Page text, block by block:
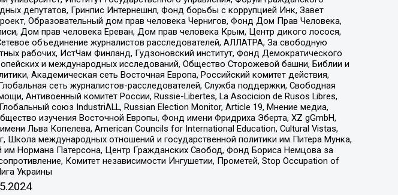
депутатов, Гринпис Интернешнл, Фонд борьбы с коррупцией Инк, Завет
Образовательный дом прав человека Чернигов, Фонд Дом Прав Человека,
Дом прав человека Ереван, Дом прав человека Крым, Центр дикого лосося,
объединение журналистов расследователей, АЛЛАТРА, За свободную
рабочих, ИстЧам Финланд, Гудзоновский институт, Фонд Демократического
и международных исследований, Общество Сторожевой башни, Библии и
Академическая сеть Восточная Европа, Российский комитет действия,
сеть журналистов-расследователей, Служба поддержки, Свободная
Антивоенный комитет России, Russie-Libertes, La Asocicion de Rusos Libres,
союз IndustriALL, Russian Election Monitor, Article 19, Мнение медиа,
изучения Восточной Европы, Фонд имени Фридриха Эберта, XZ gGmbH,
Льва Копелева, American Councils for International Education, Cultural Vistas,
международных отношений и государственной политики им Питера Мунка,
Нормана Патерсона, Центр Гражданских Свобод, Фонд Бориса Немцова за
Комитет независимости Ингушетии, Прометей, Stop Occupation of
Украины